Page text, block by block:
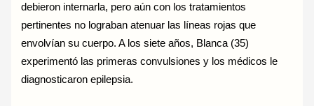
debieron internarla, pero aún con los tratamientos
pertinentes no lograban atenuar las líneas rojas que
envolvían su cuerpo. A los siete años, Blanca (35)
experimentó las primeras convulsiones y los médicos le
diagnosticaron epilepsia.